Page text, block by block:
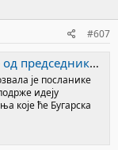
#607
на испоруке оружја Кијеву
је посланике
идеју
које ће Бугарска